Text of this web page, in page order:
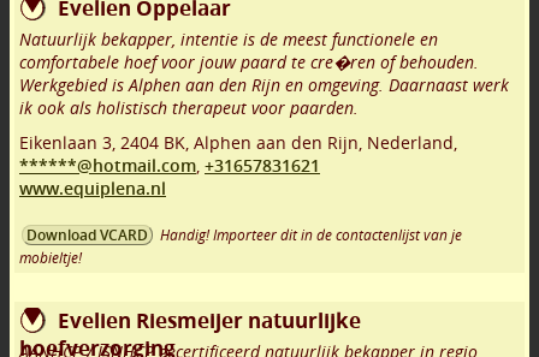
Evelien Oppelaar
Natuurlijk bekapper, intentie is de meest functionele en
comfortabele hoef voor jouw paard te cre�ren of behouden.
Werkgebied is Alphen aan den Rijn en omgeving. Daarnaast werk
ik ook als holistisch therapeut voor paarden.
Eikenlaan 3, 2404 BK, Alphen aan den Rijn, Nederland,
******@hotmail.com, +31657831621
www.equiplena.nl
Download VCARD
Handig! Importeer dit in de contactenlijst van je
mobieltje!
Evelien Riesmeijer natuurlijke
hoefverzorging
AANHCP / ISNHCP gecertificeerd natuurlijk bekapper in regio